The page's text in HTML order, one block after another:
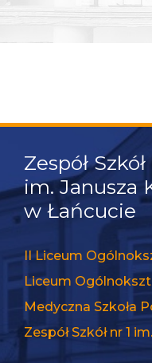
Zespół Szkół
im. Janusza
w Łańcucie
II Liceum
Liceum
Medyczna Szkoła
Zespół Szkół nr 1
Te pliki cookie
opcjonalne. Są
internetowej.
Statystyka
Abyśmy mogli
poprawić
funkcjonalność
strony
internetowej,
na podstawie
tego, jak
używana.